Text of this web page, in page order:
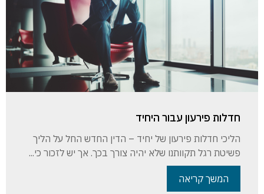
חדלות פירעון עבור היחיד
הליכי חדלות פירעון של יחיד – הדין החדש החל על הליך
פשיטת רגל תקוותנו שלא יהיה צורך בכך. אך יש לזכור כי...
המשך קריאה